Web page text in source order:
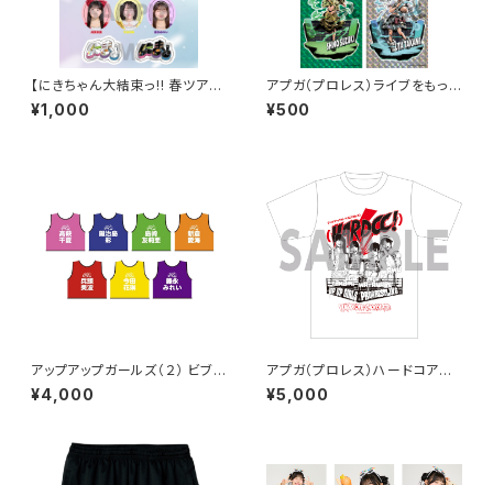
【にきちゃん大結束っ!! 春ツアー
2026】ご当地B6シールシート
（6/20埼玉）
¥1,000
アプガ（プロレス）ライブをもっと
ラビュモット! メインビジュアルイ
ラストホログラムステッカー
¥500
アップアップガールズ（２） ビブス
2026ver.
¥4,000
アプガ（プロレス）ハードコアチ
ョコレートコラボTシャツ2025
白
¥5,000